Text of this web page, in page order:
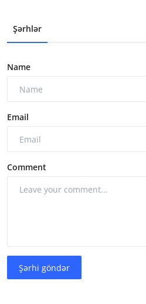
Şərhlər
Name
Email
Comment
Şərhi göndər